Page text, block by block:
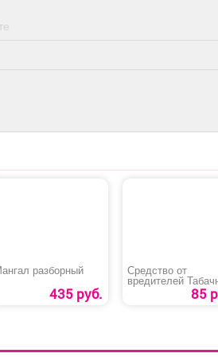
разборный
435 руб.
Средство от
вредителей
мыло 85